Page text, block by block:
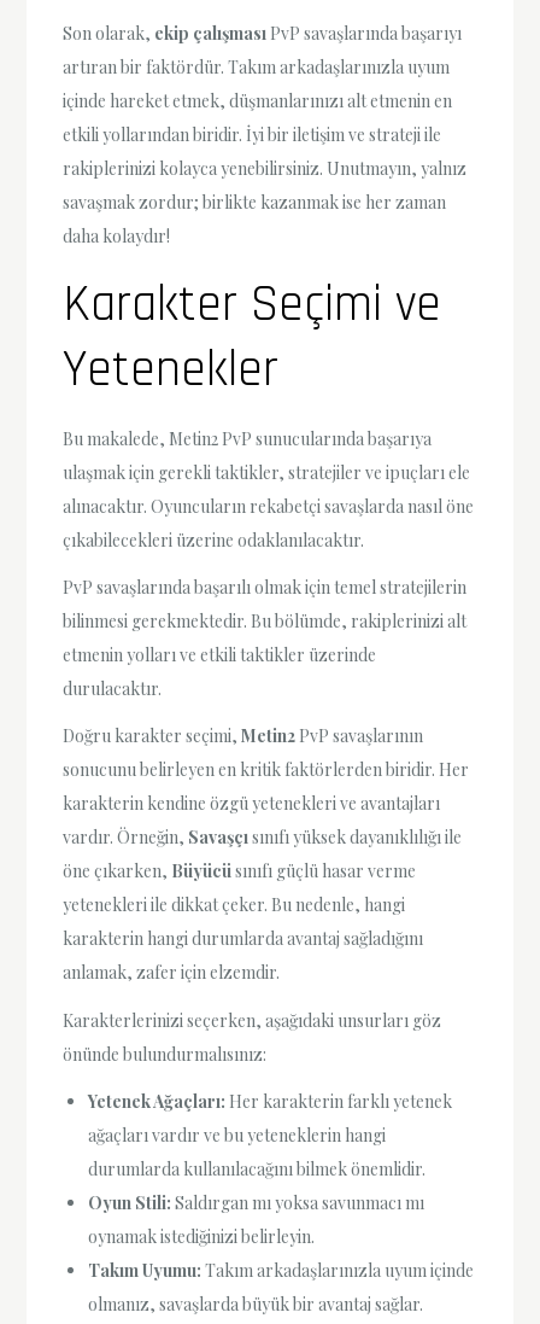
Son olarak, ekip çalışması PvP savaşlarında başarıyı
artıran bir faktördür. Takım arkadaşlarınızla uyum
içinde hareket etmek, düşmanlarınızı alt etmenin en
etkili yollarından biridir. İyi bir iletişim ve strateji ile
rakiplerinizi kolayca yenebilirsiniz. Unutmayın, yalnız
savaşmak zordur; birlikte kazanmak ise her zaman
daha kolaydır!
Karakter Seçimi ve
Yetenekler
Bu makalede, Metin2 PvP sunucularında başarıya
ulaşmak için gerekli taktikler, stratejiler ve ipuçları ele
alınacaktır. Oyuncuların rekabetçi savaşlarda nasıl öne
çıkabilecekleri üzerine odaklanılacaktır.
PvP savaşlarında başarılı olmak için temel stratejilerin
bilinmesi gerekmektedir. Bu bölümde, rakiplerinizi alt
etmenin yolları ve etkili taktikler üzerinde
durulacaktır.
Doğru karakter seçimi,Metin2 PvP savaşlarının
sonucunu belirleyen en kritik faktörlerden biridir. Her
karakterin kendine özgü yetenekleri ve avantajları
vardır. Örneğin, Savaşçısınıfı yüksek dayanıklılığı ile
öne çıkarken, Büyücüsınıfı güçlü hasar verme
yetenekleri ile dikkat çeker. Bu nedenle, hangi
karakterin hangi durumlarda avantaj sağladığını
anlamak, zafer için elzemdir.
Karakterlerinizi seçerken, aşağıdaki unsurları göz
önünde bulundurmalısınız:
Yetenek Ağaçları: Her karakterin farklı yetenek
ağaçları vardır ve bu yeteneklerin hangi
durumlarda kullanılacağını bilmek önemlidir.
Oyun Stili: Saldırgan mı yoksa savunmacı mı
oynamak istediğinizi belirleyin.
Takım Uyumu: Takım arkadaşlarınızla uyum içinde
olmanız, savaşlarda büyük bir avantaj sağlar.